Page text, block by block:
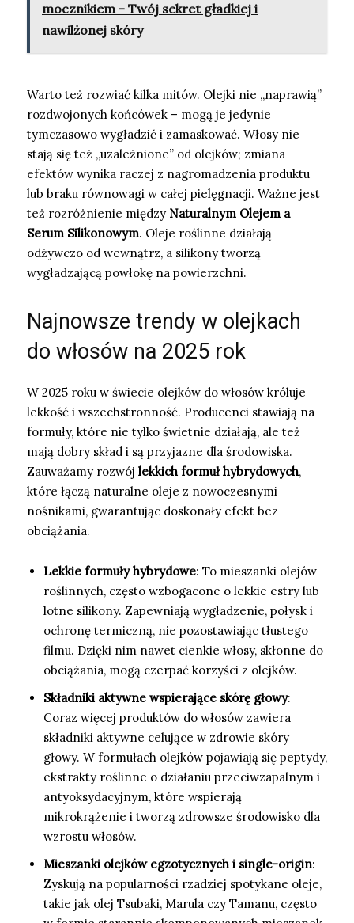
mocznikiem - Twój sekret gładkiej i
nawilżonej skóry
Warto też rozwiać kilka mitów. Olejki nie „naprawią”
rozdwojonych końcówek – mogą je jedynie
tymczasowo wygładzić i zamaskować. Włosy nie
stają się też „uzależnione” od olejków; zmiana
efektów wynika raczej z nagromadzenia produktu
lub braku równowagi w całej pielęgnacji. Ważne jest
też rozróżnienie między Naturalnym Olejem a
Serum Silikonowym. Oleje roślinne działają
odżywczo od wewnątrz, a silikony tworzą
wygładzającą powłokę na powierzchni.
Najnowsze trendy w olejkach
do włosów na 2025 rok
W 2025 roku w świecie olejków do włosów króluje
lekkość i wszechstronność. Producenci stawiają na
formuły, które nie tylko świetnie działają, ale też
mają dobry skład i są przyjazne dla środowiska.
Zauważamy rozwój lekkich formuł hybrydowych,
które łączą naturalne oleje z nowoczesnymi
nośnikami, gwarantując doskonały efekt bez
obciążania.
Lekkie formuły hybrydowe: To mieszanki olejów
roślinnych, często wzbogacone o lekkie estry lub
lotne silikony. Zapewniają wygładzenie, połysk i
ochronę termiczną, nie pozostawiając tłustego
filmu. Dzięki nim nawet cienkie włosy, skłonne do
obciążania, mogą czerpać korzyści z olejków.
Składniki aktywne wspierające skórę głowy:
Coraz więcej produktów do włosów zawiera
składniki aktywne celujące w zdrowie skóry
głowy. W formułach olejków pojawiają się peptydy,
ekstrakty roślinne o działaniu przeciwzapalnym i
antyoksydacyjnym, które wspierają
mikrokrążenie i tworzą zdrowsze środowisko dla
wzrostu włosów.
Mieszanki olejków egzotycznych i single-origin:
Zyskują na popularności rzadziej spotykane oleje,
takie jak olej Tsubaki, Marula czy Tamanu, często